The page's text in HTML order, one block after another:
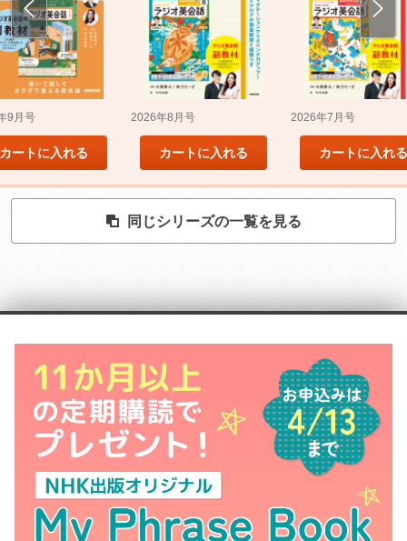
9月号
カートに入れる
2026年8月号
カートに入れる
2026年7月号
カートに入れる
同じシリーズの一覧を見る